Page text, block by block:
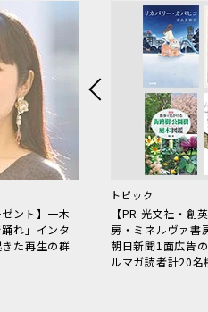
ント】一木
れ」インタ
た再生の群
トピック
【PR 光文社・創
房・ミネルヴァ書
朝日新聞1面広告
ルマガ読者計20名